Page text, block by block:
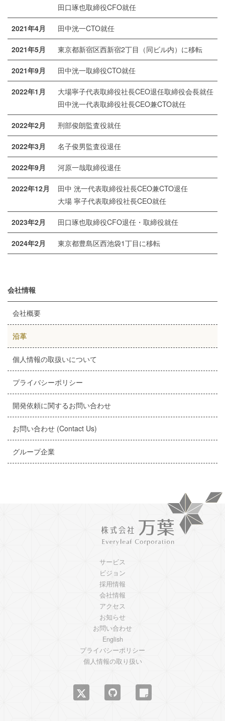
田口琢也取締役CFO就任
2021年4月 田中洸一CTO就任
2021年5月 東京都新宿区西新宿2丁目（同ビル内）に移転
2021年9月 田中洸一取締役CTO就任
2022年1月
大場寧子代表取締役社長CEO退任取締役会長就任
田中洸一代表取締役社長CEO兼CTO就任
2022年2月 刑部俊朗監査役就任
2022年3月 名子俊男監査役退任
2022年9月 河原一哉取締役退任
2022年12月
田中 洸一代表取締役社長CEO兼CTO退任
大場 寧子代表取締役社長CEO就任
2023年2月 田口琢也取締役CFO退任・取締役就任
2024年2月 東京都豊島区⻄池袋1丁目に移転
会社情報
会社概要
沿革
個人情報の取扱いについて
プライバシーポリシー
開発依頼に関するお問い合わせ
お問い合わせ (Contact Us)
グループ企業
サービス
ビジョン
採用情報
会社情報
アクセス
お知らせ
お問い合わせ
English
プライバシーポリシー
個人情報の取り扱い